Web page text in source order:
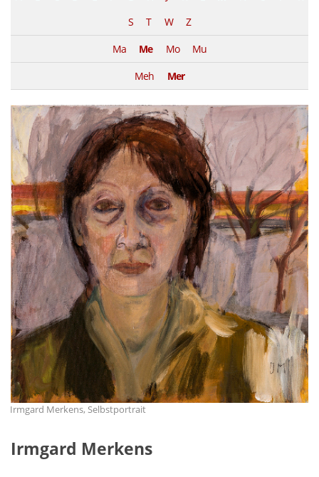
S
T W
Z
Ma
Me Mo
Mu
Meh
Mer
Irmgard Merkens, Selbstportrait
Irmgard Merkens